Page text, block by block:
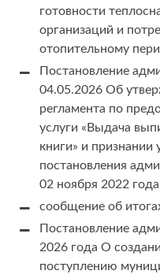
готовности
организаций и
отопительному
Постановление
04.05.2026 Об
регламента по
услуги «Выдача
книги» и
постановления
02 ноября 2022
сообщение об
Постановление
2026 года О
поступлению